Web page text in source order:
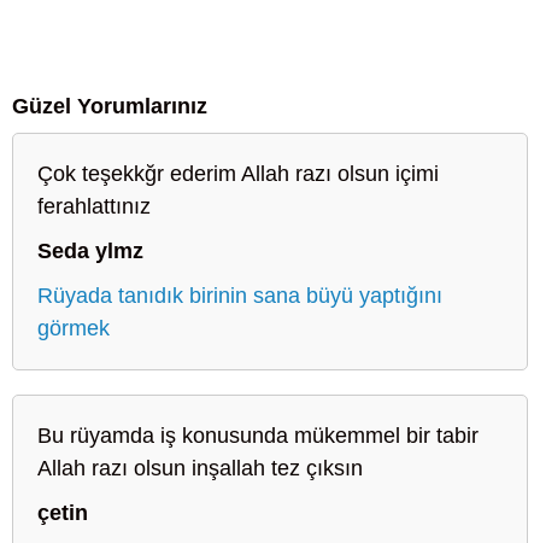
Güzel Yorumlarınız
Çok teşekkğr ederim Allah razı olsun içimi
ferahlattınız
Seda ylmz
Rüyada tanıdık birinin sana büyü yaptığını
görmek
Bu rüyamda iş konusunda mükemmel bir tabir
Allah razı olsun inşallah tez çıksın
çetin